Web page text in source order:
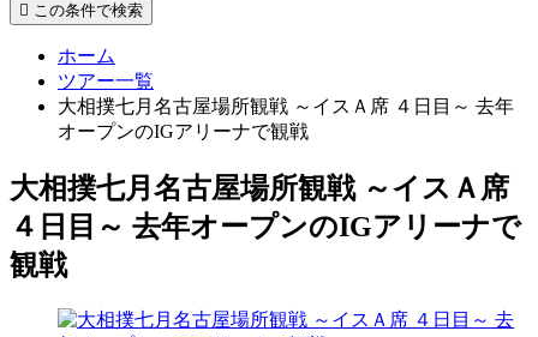
この条件で検索
ホーム
ツアー一覧
大相撲七月名古屋場所観戦 ～イスＡ席 ４日目～ 去年
オープンのIGアリーナで観戦
大相撲七月名古屋場所観戦 ～イスＡ席
４日目～ 去年オープンのIGアリーナで
観戦